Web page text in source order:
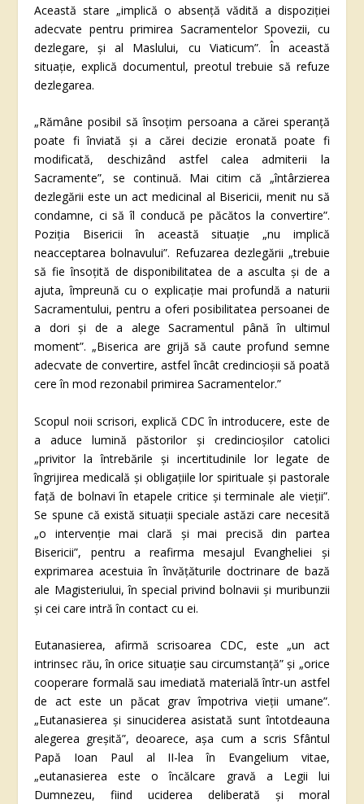
Această stare „implică o absență vădită a dispoziției
adecvate pentru primirea Sacramentelor Spovezii, cu
dezlegare, și al Maslului, cu Viaticum”. În această
situație, explică documentul, preotul trebuie să refuze
dezlegarea.
„Rămâne posibil să însoțim persoana a cărei speranță
poate fi înviată și a cărei decizie eronată poate fi
modificată, deschizând astfel calea admiterii la
Sacramente”, se continuă. Mai citim că „întârzierea
dezlegării este un act medicinal al Bisericii, menit nu să
condamne, ci să îl conducă pe păcătos la convertire”.
Poziția Bisericii în această situație „nu implică
neacceptarea bolnavului”. Refuzarea dezlegării „trebuie
să fie însoțită de disponibilitatea de a asculta și de a
ajuta, împreună cu o explicație mai profundă a naturii
Sacramentului, pentru a oferi posibilitatea persoanei de
a dori și de a alege Sacramentul până în ultimul
moment”. „Biserica are grijă să caute profund semne
adecvate de convertire, astfel încât credincioșii să poată
cere în mod rezonabil primirea Sacramentelor.”
Scopul noii scrisori, explică CDC în introducere, este de
a aduce lumină păstorilor și credincioșilor catolici
„privitor la întrebările și incertitudinile lor legate de
îngrijirea medicală și obligațiile lor spirituale și pastorale
față de bolnavi în etapele critice și terminale ale vieții”.
Se spune că există situații speciale astăzi care necesită
„o intervenție mai clară și mai precisă din partea
Bisericii”, pentru a reafirma mesajul Evangheliei și
exprimarea acestuia în învățăturile doctrinare de bază
ale Magisteriului, în special privind bolnavii și muribunzii
și cei care intră în contact cu ei.
Eutanasierea, afirmă scrisoarea CDC, este „un act
intrinsec rău, în orice situație sau circumstanță” și „orice
cooperare formală sau imediată materială într-un astfel
de act este un păcat grav împotriva vieții umane”.
„Eutanasierea și sinuciderea asistată sunt întotdeauna
alegerea greșită”, deoarece, așa cum a scris Sfântul
Papă Ioan Paul al II-lea în Evangelium vitae,
„eutanasierea este o încălcare gravă a Legii lui
Dumnezeu, fiind uciderea deliberată și moral